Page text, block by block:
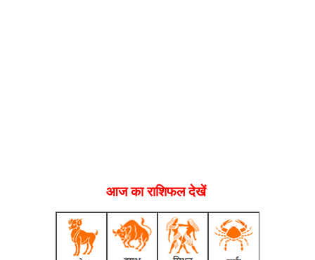
आज का राशिफल देखें